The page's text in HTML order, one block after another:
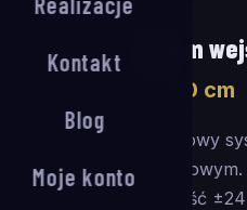
Kontakt
Blog
Moje konto
SERIA S
System
60 cm
Aluminiowy
szczotkowym.
wysokość